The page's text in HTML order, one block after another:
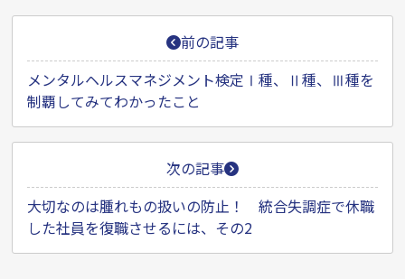
投
稿
ナ
ビ
ゲ
シ
ョ
ン
前の記事
メンタルヘルスマネジメント検定Ⅰ種、Ⅱ種、Ⅲ種を
制覇してみてわかったこと
次の記事
大切なのは腫れもの扱いの防止！ 統合失調症で休職
した社員を復職させるには、その2